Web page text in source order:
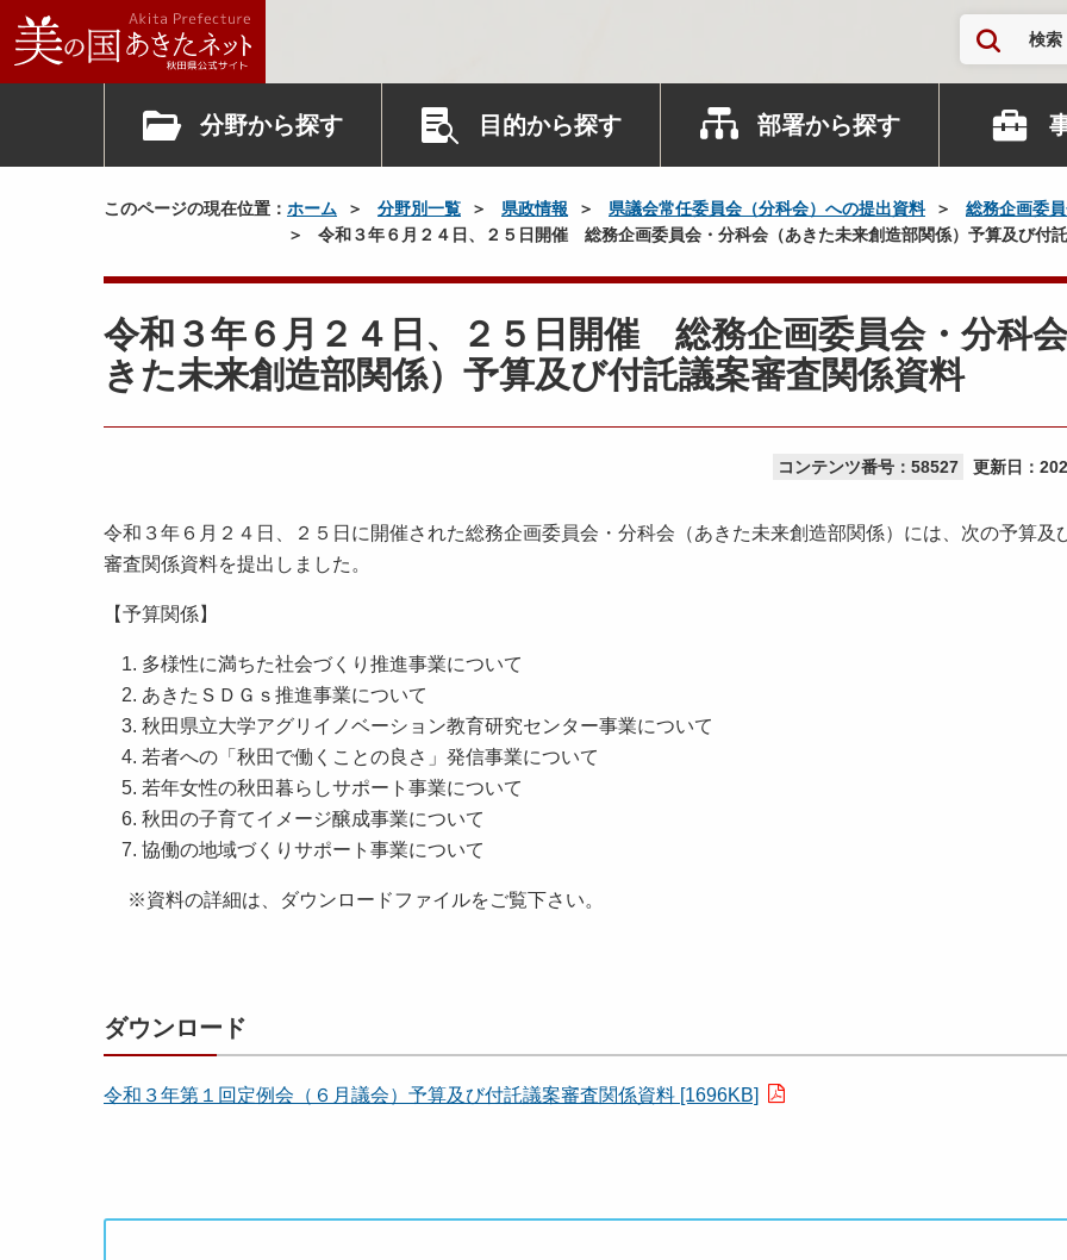
検索
分野から探す 目的から探す 部署から探す
このページの現在位置： ホーム 分野別一覧 県政情報 県議会常任委員会（分科会）への提出資料
総務企画委
令和３年６月２４日、２５日開催 総務企画委員会・分科会（あきた未来創造部関係）予算及び付
令和３年６月２４日、２５日開催 総務企画委員会・分科
きた未来創造部関係）予算及び付託議案審査関係資料
コンテンツ番号：58527 更新日：
令和３年６月２４日、２５日に開催された総務企画委員会・分科会（あきた未来創造部関係）には、次の予算及
審査関係資料を提出しました。
【予算関係】
多様性に満ちた社会づくり推進事業について
あきたＳＤＧｓ推進事業について
秋田県立大学アグリイノベーション教育研究センター事業について
若者への「秋田で働くことの良さ」発信事業について
若年女性の秋田暮らしサポート事業について
秋田の子育てイメージ醸成事業について
協働の地域づくりサポート事業について
※資料の詳細は、ダウンロードファイルをご覧下さい。
ダウンロード
令和３年第１回定例会（６月議会）予算及び付託議案審査関係資料 [1696KB]